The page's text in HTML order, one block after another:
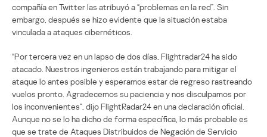
compañía en Twitter las atribuyó a “problemas en la red”. Sin
embargo, después se hizo evidente que la situación estaba
vinculada a ataques cibernéticos.
“Por tercera vez en un lapso de dos días, Flightradar24 ha sido
atacado. Nuestros ingenieros están trabajando para mitigar el
ataque lo antes posible y esperamos estar de regreso rastreando
vuelos pronto. Agradecemos su paciencia y nos disculpamos por
los inconvenientes”, dijo FlightRadar24 en una declaración oficial.
Aunque no se lo ha dicho de forma específica, lo más probable es
que se trate de Ataques Distribuidos de Negación de Servicio